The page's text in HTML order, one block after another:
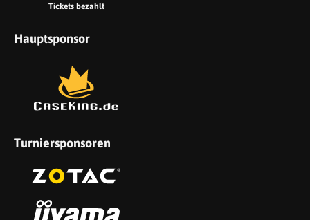
Tickets bezahlt
Hauptsponsor
Turniersponsoren